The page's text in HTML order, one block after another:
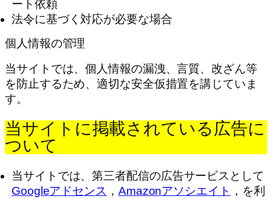
ート依頼
法令に基づく対応が必要な場合
個人情報の管理
当サイトでは、個人情報の漏洩、言質、改ざん等
を防止するため、適切な安全仮措置を講じていま
す。
当サイトに掲載されている広告に
ついて
当サイトでは、第三者配信の広告サービスとして
Googleアドセンス ， Amazonアソシエイト ，を利